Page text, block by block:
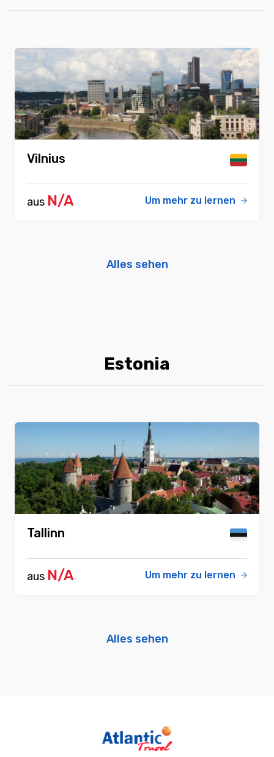
Vilnius
aus N/A Um mehr zu lernen
Alles sehen
Estonia
Tallinn
aus N/A Um mehr zu lernen
Alles sehen